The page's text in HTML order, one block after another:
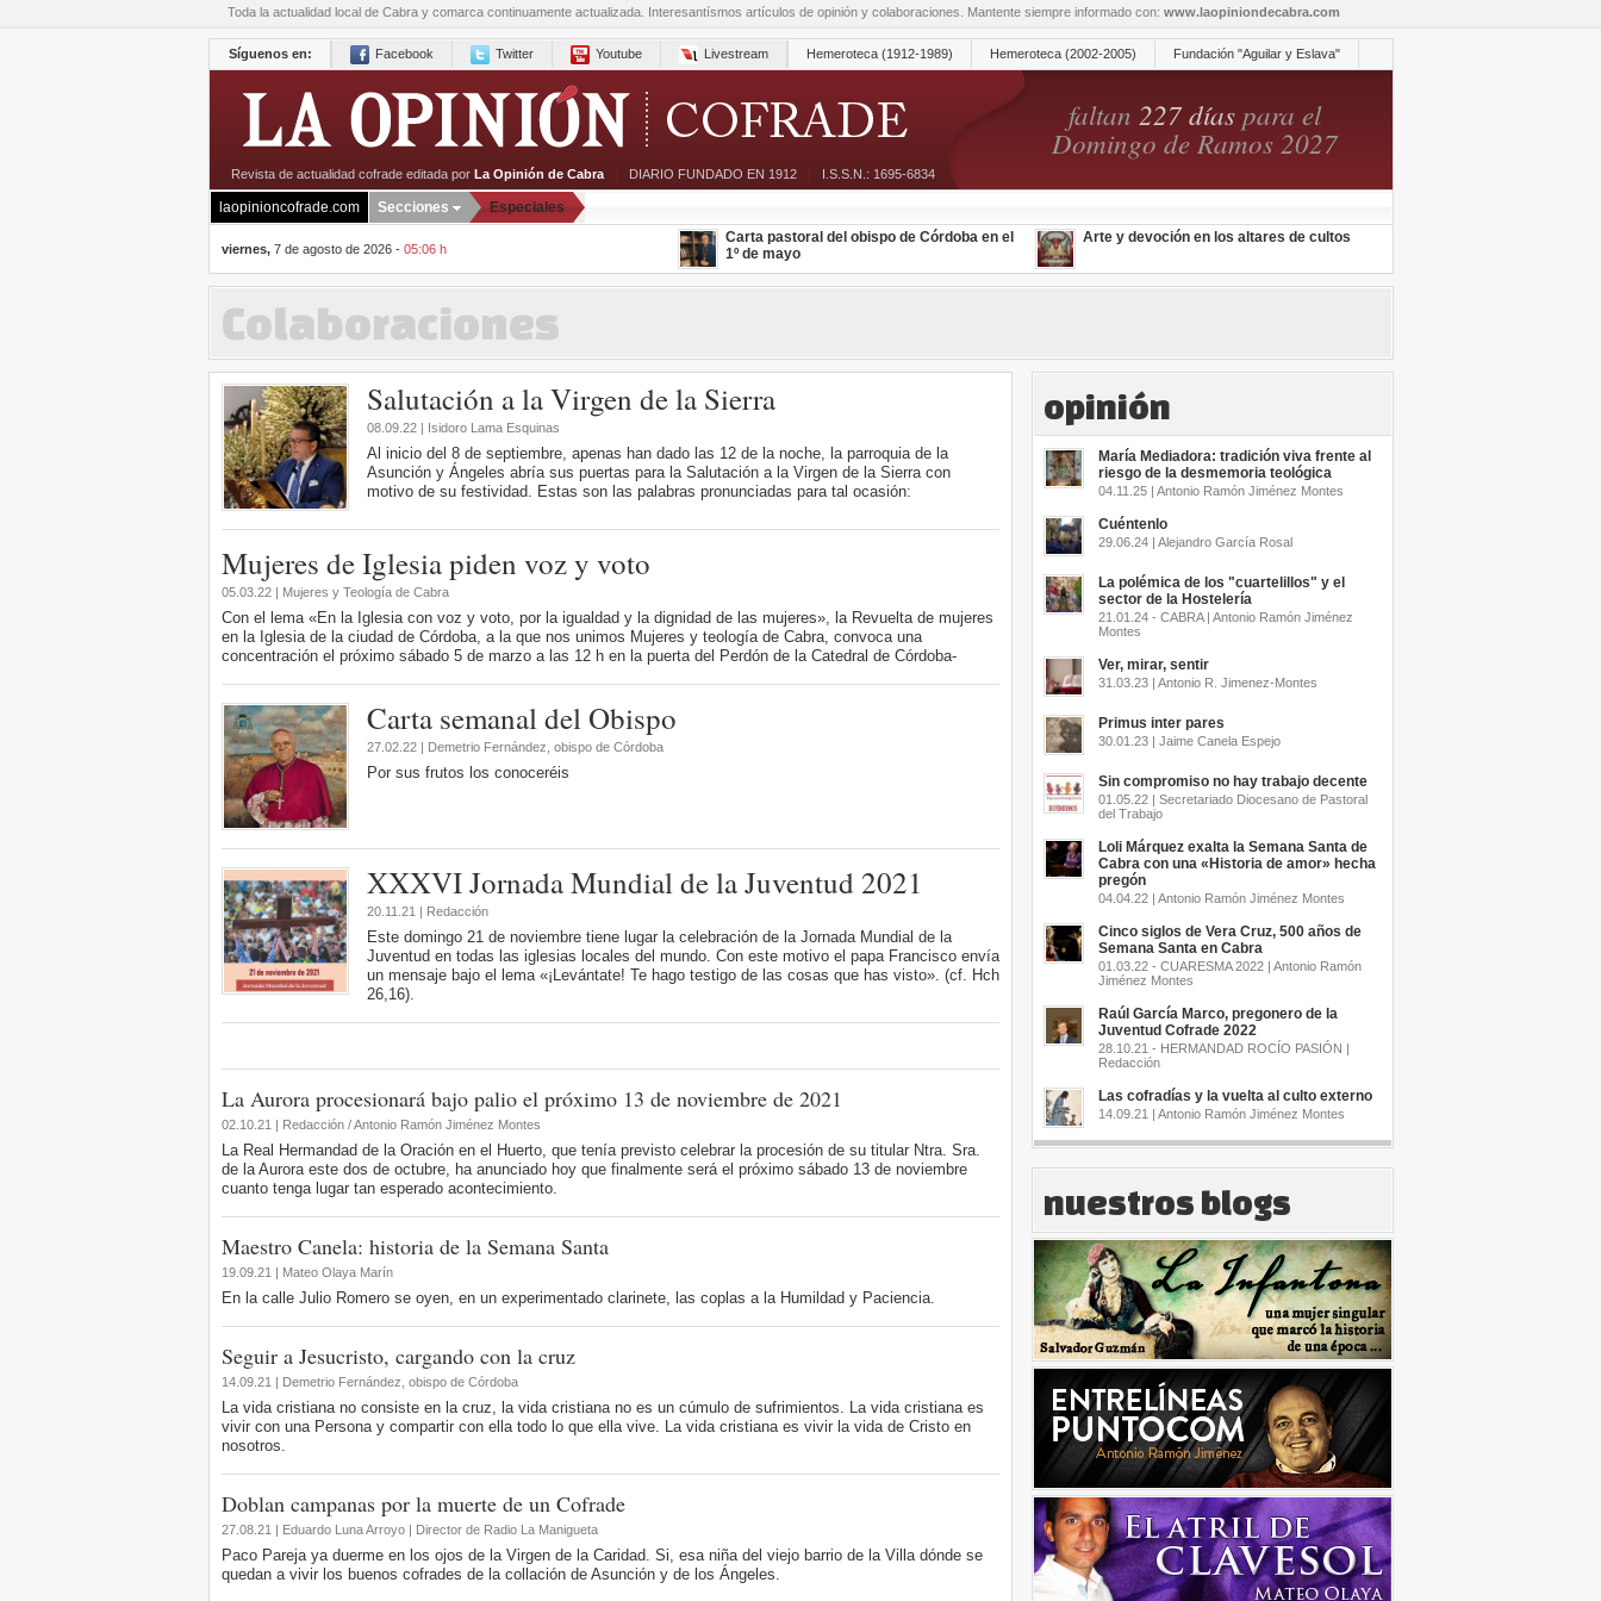
Toda la actualidad local de Cabra y comarca continuamente actualizada. Interesantísmos artículos de opinión y colaboraciones. Mantente siempre informado con: www.laopiniondecabra.com
Síguenos en: Facebook Twitter Youtube Livestream Hemeroteca (1912-1989) Hemeroteca (2002-2005) Fundación "Aguilar y Eslava"
faltan 227 díaspara el
Domingo de Ramos 2027
Revista de actualidad cofrade editada por La Opinión de Cabra | DIARIO FUNDADO EN 1912 | I.S.S.N.: 1695-6834
laopinioncofrade.com Secciones Especiales
viernes,7 de agosto de 2026 - 05:06 h
Carta pastoral del obispo de Córdoba en el
1º de mayo
Arte y devoción en los altares de cultos
Colaboraciones
Salutación a la Virgen de la Sierra
08.09.22 | Isidoro Lama Esquinas
Al inicio del 8 de septiembre, apenas han dado las 12 de la noche, la parroquia de la
Asunción y Ángeles abría sus puertas para la Salutación a la Virgen de la Sierra con
motivo de su festividad. Estas son las palabras pronunciadas para tal ocasión:
Mujeres de Iglesia piden voz y voto
05.03.22 | Mujeres y Teología de Cabra
Con el lema «En la Iglesia con voz y voto, por la igualdad y la dignidad de las mujeres», la Revuelta de mujeres
en la Iglesia de la ciudad de Córdoba, a la que nos unimos Mujeres y teología de Cabra, convoca una
concentración el próximo sábado 5 de marzo a las 12 h en la puerta del Perdón de la Catedral de Córdoba-
Carta semanal del Obispo
27.02.22 | Demetrio Fernández, obispo de Córdoba
Por sus frutos los conoceréis
XXXVI Jornada Mundial de la Juventud 2021
20.11.21 | Redacción
Este domingo 21 de noviembre tiene lugar la celebración de la Jornada Mundial de la
Juventud en todas las iglesias locales del mundo. Con este motivo el papa Francisco envía
un mensaje bajo el lema «¡Levántate! Te hago testigo de las cosas que has visto». (cf. Hch
26,16).
La Aurora procesionará bajo palio el próximo 13 de noviembre de 2021
02.10.21 | Redacción / Antonio Ramón Jiménez Montes
La Real Hermandad de la Oración en el Huerto, que tenía previsto celebrar la procesión de su titular Ntra. Sra.
de la Aurora este dos de octubre, ha anunciado hoy que finalmente será el próximo sábado 13 de noviembre
cuanto tenga lugar tan esperado acontecimiento.
Maestro Canela: historia de la Semana Santa
19.09.21 | Mateo Olaya Marín
En la calle Julio Romero se oyen, en un experimentado clarinete, las coplas a la Humildad y Paciencia.
Seguir a Jesucristo, cargando con la cruz
14.09.21 | Demetrio Fernández, obispo de Córdoba
La vida cristiana no consiste en la cruz, la vida cristiana no es un cúmulo de sufrimientos. La vida cristiana es
vivir con una Persona y compartir con ella todo lo que ella vive. La vida cristiana es vivir la vida de Cristo en
nosotros.
Doblan campanas por la muerte de un Cofrade
27.08.21 | Eduardo Luna Arroyo | Director de Radio La Manigueta
Paco Pareja ya duerme en los ojos de la Virgen de la Caridad. Si, esa niña del viejo barrio de la Villa dónde se
quedan a vivir los buenos cofrades de la collación de Asunción y de los Ángeles.
opinión
María Mediadora: tradición viva frente al
riesgo de la desmemoria teológica
04.11.25 | Antonio Ramón Jiménez Montes
Cuéntenlo
29.06.24 | Alejandro García Rosal
La polémica de los "cuartelillos" y el
sector de la Hostelería
21.01.24 - CABRA | Antonio Ramón Jiménez
Montes
Ver, mirar, sentir
31.03.23 | Antonio R. Jimenez-Montes
Primus inter pares
30.01.23 | Jaime Canela Espejo
Sin compromiso no hay trabajo decente
01.05.22 | Secretariado Diocesano de Pastoral
del Trabajo
Loli Márquez exalta la Semana Santa de
Cabra con una «Historia de amor» hecha
pregón
04.04.22 | Antonio Ramón Jiménez Montes
Cinco siglos de Vera Cruz, 500 años de
Semana Santa en Cabra
01.03.22 - CUARESMA 2022 | Antonio Ramón
Jiménez Montes
Raúl García Marco, pregonero de la
Juventud Cofrade 2022
28.10.21 - HERMANDAD ROCÍO PASIÓN |
Redacción
Las cofradías y la vuelta al culto externo
14.09.21 | Antonio Ramón Jiménez Montes
nuestros blogs